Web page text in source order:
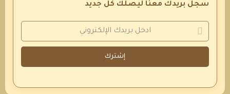
سجل بريدك معنا ليصلك كل جديد
إشترك